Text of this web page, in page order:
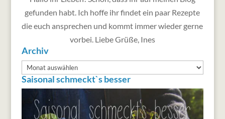
gefunden habt. Ich hoffe ihr findet ein paar Rezepte
die euch ansprechen und kommt immer wieder gerne
vorbei. Liebe Grüße, Ines
Archiv
Archiv
Saisonal schmeckt`s besser